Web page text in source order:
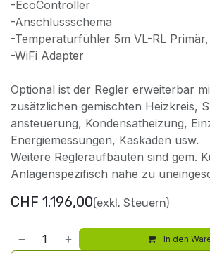
-EcoController
-Anschlussschema
-Temperaturfühler 5m VL-RL
-WiFi Adapter
Optional ist der Regler erweiterbar
zusätzlichen gemischten Heizkreis,
ansteuerung, Kondensatheizung,
Energiemessungen, Kaskaden usw.
Weitere Regleraufbauten sind gem.
Anlagenspezifisch nahe zu
CHF 1.196,00(exkl. Steuern)
In den